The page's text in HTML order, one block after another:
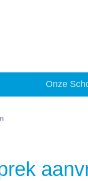
Onze